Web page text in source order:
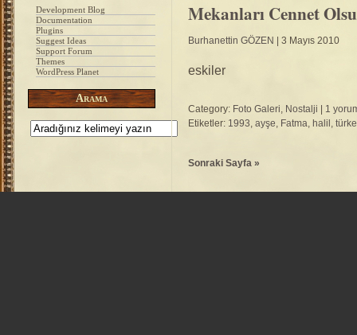
Development Blog
Documentation
Plugins
Suggest Ideas
Support Forum
Themes
WordPress Planet
Arama
Mekanları Cennet
Burhanettin GÖZEN | 3 Mayıs 2010
eskiler
Category: Foto Galeri, Nostalji
1
Etiketler: 1993, ayşe, Fatma, halil ,
Sonraki Sayfa »